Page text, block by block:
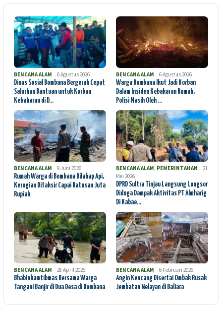
BENCANA ALAM
6 Agustus 2026
Dinas Sosial Bombana Bergerak Cepat
Salurkan Bantuan untuk Korban
Kebakaran di D…
BENCANA ALAM
6 Agustus 2026
Warga Bombana Ikut Jadi Korban
Dalam Insiden Kebakaran Rumah,
Polisi Masih Oleh …
BENCANA ALAM
9 Juni 2026
Rumah Warga di Bombana Dilahap Api,
Kerugian Ditaksir Capai Ratusan Juta
Rupiah
BENCANA ALAM, PEMERINTAHAN
21
Mei 2026
DPRD Sultra Tinjau Langsung Longsor
Diduga Dampak Aktivitas PT Almharig
Di Kabae…
BENCANA ALAM
28 April 2026
Bhabinkamtibmas Bersama Warga
Tangani Banjir di Dua Desa di Bombana
BENCANA ALAM
6 Februari 2026
Angin Kencang Disertai Ombak Rusak
Jembatan Nelayan di Baliara